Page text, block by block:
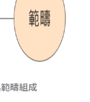
疇組成